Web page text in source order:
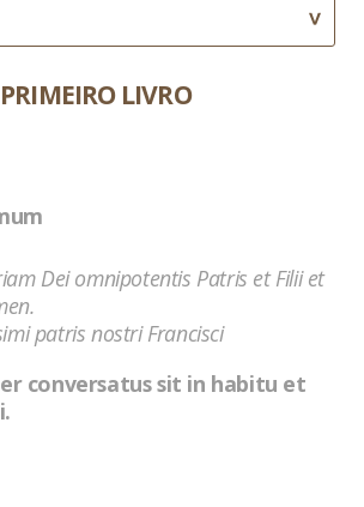
PRIMEIRO LIVRO
Dei omnipotentis Patris et Filii et
patris nostri Francisci
conversatus sit in habitu et